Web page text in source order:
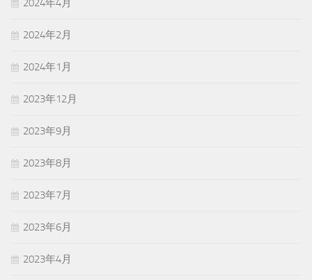
2024年4月
2024年2月
2024年1月
2023年12月
2023年9月
2023年8月
2023年7月
2023年6月
2023年4月